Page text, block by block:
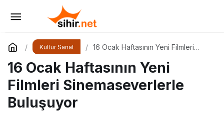
Kültür Sanat
16 Ocak Haftasının Yeni Filmleri
16 Ocak Haftasının Yeni
Filmleri Sinemaseverlerle
Buluşuyor
Bu Cuma Vizyonda Hangi Filmler Var
Yorum Yap